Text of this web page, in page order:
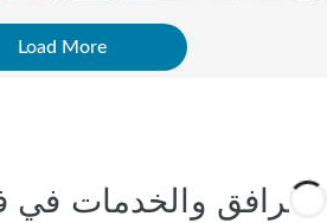
Load More
المرافق والخدمات في